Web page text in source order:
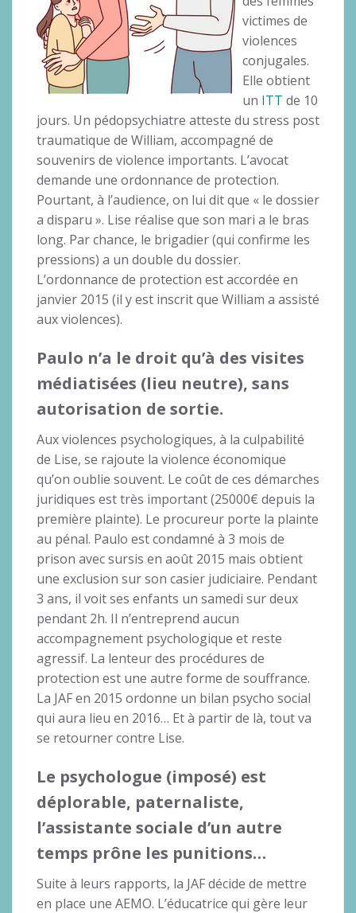
victimes de
violences
conjugales.
Elle obtient
un ITT de 10
jours. Un pédopsychiatre atteste du stress post
traumatique de William, accompagné de
souvenirs de violence importants. L’avocat
demande une ordonnance de protection.
Pourtant, à l’audience, on lui dit que « le dossier
a disparu ». Lise réalise que son mari a le bras
long. Par chance, le brigadier (qui confirme les
pressions) a un double du dossier.
L’ordonnance de protection est accordée en
janvier 2015 (il y est inscrit que William a assisté
aux violences).
Paulo n’a le droit qu’à des visites
médiatisées (lieu neutre), sans
autorisation de sortie.
Aux violences psychologiques, à la culpabilité
de Lise, se rajoute la violence économique
qu’on oublie souvent. Le coût de ces démarches
juridiques est très important (25000€ depuis la
première plainte). Le procureur porte la plainte
au pénal. Paulo est condamné à 3 mois de
prison avec sursis en août 2015 mais obtient
une exclusion sur son casier judiciaire. Pendant
3 ans, il voit ses enfants un samedi sur deux
pendant 2h. Il n’entreprend aucun
accompagnement psychologique et reste
agressif. La lenteur des procédures de
protection est une autre forme de souffrance.
La JAF en 2015 ordonne un bilan psycho social
qui aura lieu en 2016… Et à partir de là, tout va
se retourner contre Lise.
Le psychologue (imposé) est
déplorable, paternaliste,
l’assistante sociale d’un autre
temps prône les punitions…
Suite à leurs rapports, la JAF décide de mettre
en place une AEMO. L’éducatrice qui gère leur